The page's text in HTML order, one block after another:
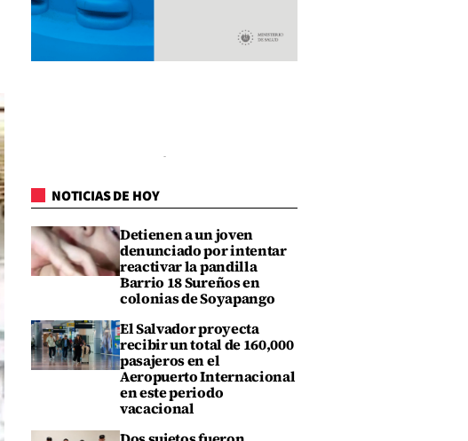
NOTICIAS DE HOY
Detienen a un joven
denunciado por intentar
reactivar la pandilla
Barrio 18 Sureños en
colonias de Soyapango
El Salvador proyecta
recibir un total de 160,000
pasajeros en el
Aeropuerto Internacional
en este periodo
vacacional